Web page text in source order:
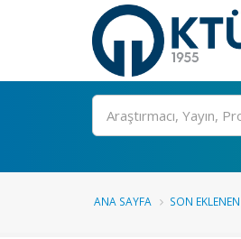
Ara
ANA SAYFA SON